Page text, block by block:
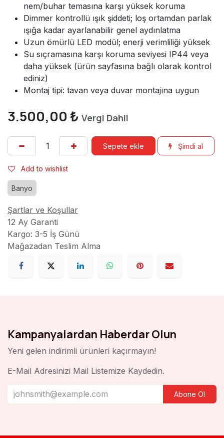
nem/buhar temasına karşı yüksek koruma
Dimmer kontrollü ışık şiddeti; loş ortamdan parlak
ışığa kadar ayarlanabilir genel aydınlatma
Uzun ömürlü LED modül; enerji verimliliği yüksek
Su sıçramasına karşı koruma seviyesi IP44 veya
daha yüksek (ürün sayfasına bağlı olarak kontrol
ediniz)
Montaj tipi: tavan veya duvar montajına uygun
3.500,00 ₺ Vergi Dahil
Sepete ekle Şimdi al
Add to wishlist
Banyo
Şartlar ve Koşullar
12 Ay Garanti
Kargo: 3-5 İş Günü
Mağazadan Teslim Alma
Kampanyalardan Haberdar Olun
Yeni gelen indirimli ürünleri kaçırmayın!
E-Mail Adresinizi Mail Listemize Kaydedin.
Abone Ol